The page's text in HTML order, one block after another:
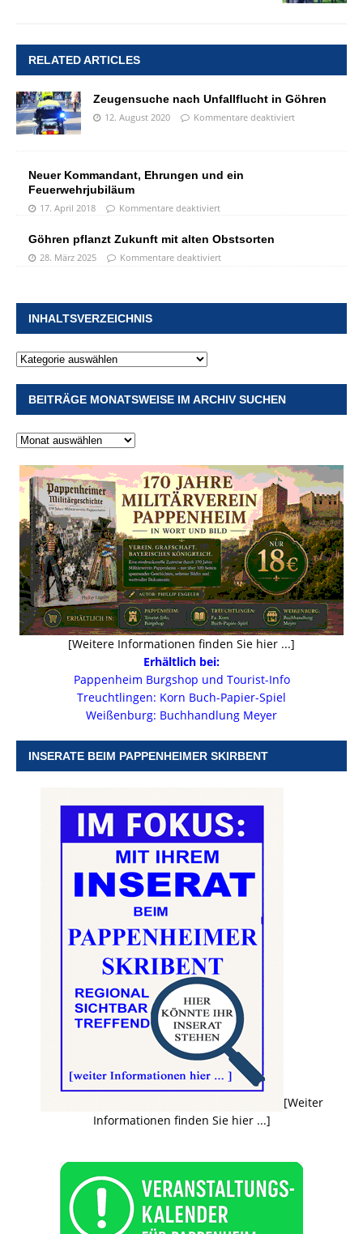
RELATED ARTICLES
Zeugensuche nach Unfallflucht in Göhren
12. August 2020 Kommentare deaktiviert
Neuer Kommandant, Ehrungen und ein
Feuerwehrjubiläum
17. April 2018 Kommentare deaktiviert
Göhren pflanzt Zukunft mit alten Obstsorten
28. März 2025 Kommentare deaktiviert
INHALTSVERZEICHNIS
BEITRÄGE MONATSWEISE IM ARCHIV SUCHEN
[Weitere Informationen finden Sie hier ...]
Erhältlich bei:
Pappenheim Burgshop und Tourist-Info
Treuchtlingen: Korn Buch-Papier-Spiel
Weißenburg: Buchhandlung Meyer
INSERATE BEIM PAPPENHEIMER SKIRBENT
[Weiter
Informationen finden Sie hier ...]